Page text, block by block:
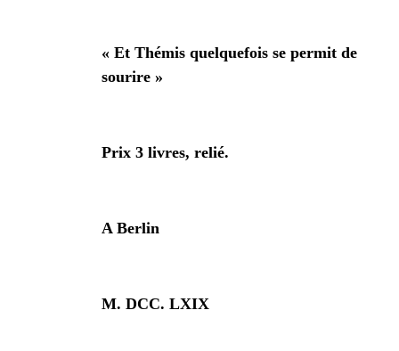
« Et Thémis quelquefois se permit de
sourire »
Prix 3 livres, relié.
A Berlin
M. DCC. LXIX